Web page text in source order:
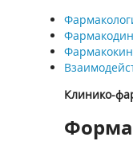
Клинико-